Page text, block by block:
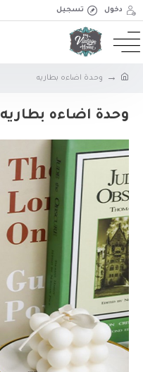
دخول تسجيل
وحدة اضاءه بطاريه
وحدة اضاءه بطاريه